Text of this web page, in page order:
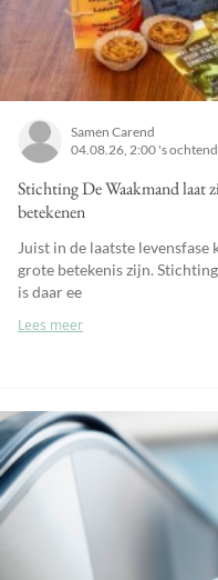
Samen Carend
04.08.26, 2:00 's
Stichting De Waakmand laat
betekenen
Juist in de laatste
grote betekenis zijn.
is daar ee
Lees meer